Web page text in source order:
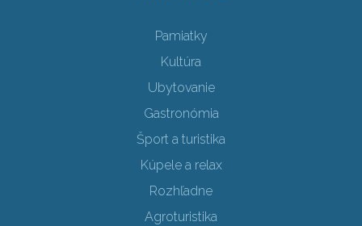
Pamiatky
Kultúra
Ubytovanie
Gastronómia
Šport a turistika
Kúpele a relax
Rozhľadne
Agroturistika